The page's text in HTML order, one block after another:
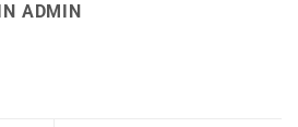
ADMIN